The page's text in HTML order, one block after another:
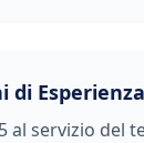
di Esperienza
al servizio del